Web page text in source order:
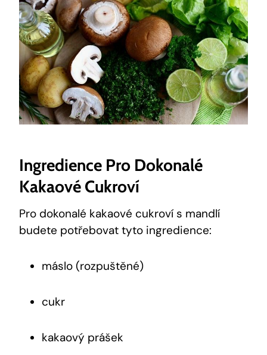
Ingredience Pro Dokonalé
Kakaové ⁣cukroví
Pro dokonalé kakaové cukroví s mandlí
budete ⁣potřebovat tyto ingredience:
máslo (rozpuštěné)
cukr
kakaový prášek